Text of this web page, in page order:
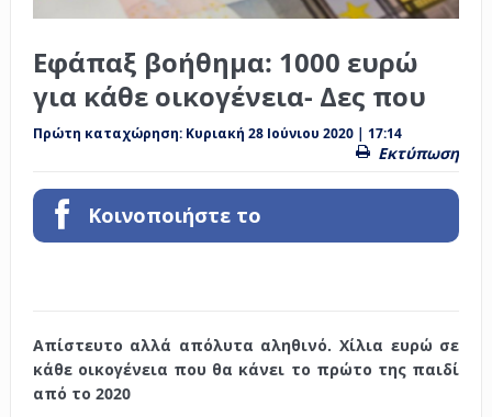
Εφάπαξ βοήθημα: 1000 ευρώ
για κάθε οικογένεια- Δες που
Πρώτη καταχώρηση: Κυριακή 28 Ιούνιου 2020 | 17:14
Εκτύπωση
Κοινοποιήστε το
Απίστευτο αλλά απόλυτα αληθινό. Χίλια ευρώ σε
κάθε οικογένεια που θα κάνει το πρώτο της παιδί
από το 2020